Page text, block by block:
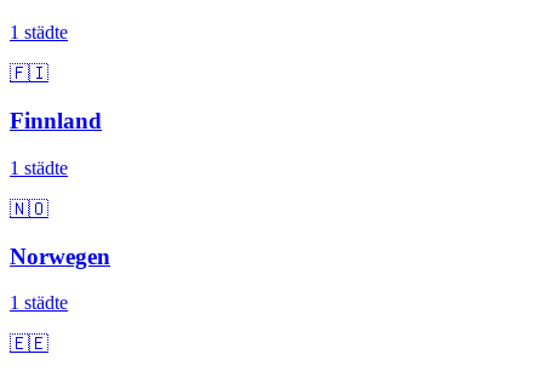
1 städte
🇫🇮
Finnland
1 städte
🇳🇴
Norwegen
1 städte
🇪🇪